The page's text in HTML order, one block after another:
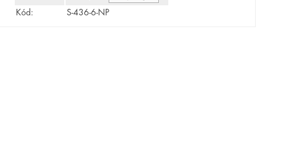
Kód: S-436-6-NP